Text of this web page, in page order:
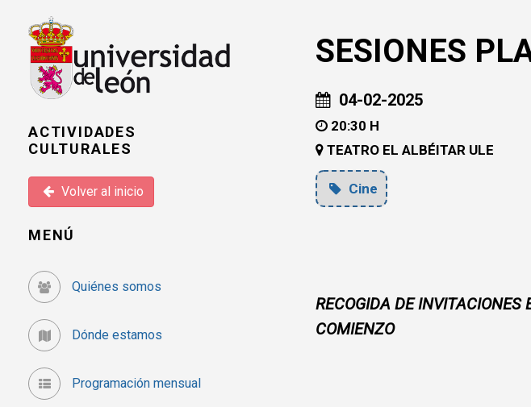
ACTIVIDADES
CULTURALES
Volver al inicio
MENÚ
Quiénes somos
Dónde estamos
Programación mensual
SESIONES
04-02-2025
20:30 H
TEATRO EL ALBÉITAR ULE
Cine
RECOGIDA DE
COMIENZO